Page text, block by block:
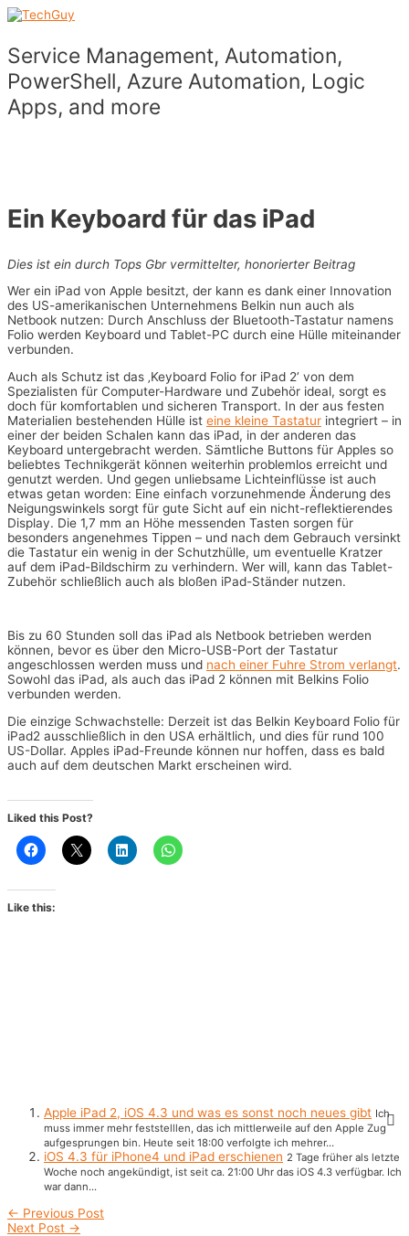
Skip
Service Management, Automation,
PowerShell, Azure Automation, Logic
Apps, and more
Ein Keyboard für das iPad
Dies ist ein durch Tops Gbr vermittelter, honorierter Beitrag
Wer ein iPad von Apple besitzt, der kann es dank einer Innovation
des US-amerikanischen Unternehmens Belkin nun auch als
Netbook nutzen: Durch Anschluss der Bluetooth-Tastatur namens
Folio werden Keyboard und Tablet-PC durch eine Hülle miteinander
verbunden.
Auch als Schutz ist das ‚Keyboard Folio for iPad 2’ von dem
Spezialisten für Computer-Hardware und Zubehör ideal, sorgt es
doch für komfortablen und sicheren Transport. In der aus festen
Materialien bestehenden Hülle ist eine kleine Tastatur integriert – in
einer der beiden Schalen kann das iPad, in der anderen das
Keyboard untergebracht werden. Sämtliche Buttons für Apples so
beliebtes Technikgerät können weiterhin problemlos erreicht und
genutzt werden. Und gegen unliebsame Lichteinflüsse ist auch
etwas getan worden: Eine einfach vorzunehmende Änderung des
Neigungswinkels sorgt für gute Sicht auf ein nicht-reflektierendes
Display. Die 1,7 mm an Höhe messenden Tasten sorgen für
besonders angenehmes Tippen – und nach dem Gebrauch versinkt
die Tastatur ein wenig in der Schutzhülle, um eventuelle Kratzer
auf dem iPad-Bildschirm zu verhindern. Wer will, kann das Tablet-
Zubehör schließlich auch als bloßen iPad-Ständer nutzen.
Bis zu 60 Stunden soll das iPad als Netbook betrieben werden
können, bevor es über den Micro-USB-Port der Tastatur
angeschlossen werden muss und nach einer Fuhre Strom verlangt.
Sowohl das iPad, als auch das iPad 2 können mit Belkins Folio
verbunden werden.
Die einzige Schwachstelle: Derzeit ist das Belkin Keyboard Folio für
iPad2 ausschließlich in den USA erhältlich, und dies für rund 100
US-Dollar. Apples iPad-Freunde können nur hoffen, dass es bald
auch auf dem deutschen Markt erscheinen wird.
Liked this Post?
Like this:
Apple iPad 2, iOS 4.3 und was es sonst noch neues gibt Ich
muss immer mehr feststelllen, das ich mittlerweile auf den Apple Zug
aufgesprungen bin. Heute seit 18:00 verfolgte ich mehrer...
iOS 4.3 für iPhone4 und iPad erschienen 2 Tage früher als letzte
Woche noch angekündigt, ist seit ca. 21:00 Uhr das iOS 4.3 verfügbar. Ich
war dann...
Post
navigation
← Previous Post
Next Post →